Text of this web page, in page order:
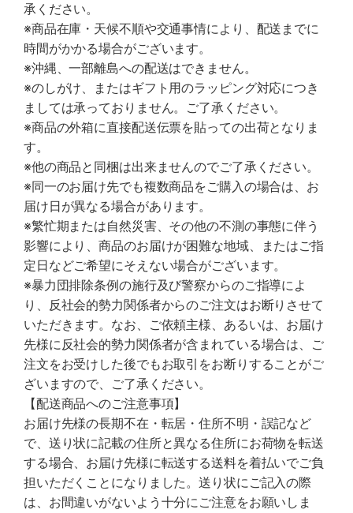
承ください。
※商品在庫・天候不順や交通事情により、配送までに
時間がかかる場合がございます。
※沖縄、一部離島への配送はできません。
※のしがけ、またはギフト用のラッピング対応につき
ましては承っておりません。ご了承ください。
※商品の外箱に直接配送伝票を貼っての出荷となりま
す。
※他の商品と同梱は出来ませんのでご了承ください。
※同一のお届け先でも複数商品をご購入の場合は、お
届け日が異なる場合があります。
※繁忙期または自然災害、その他の不測の事態に伴う
影響により、商品のお届けが困難な地域、またはご指
定日などご希望にそえない場合がございます。
※暴力団排除条例の施行及び警察からのご指導によ
り、反社会的勢力関係者からのご注文はお断りさせて
いただきます。なお、ご依頼主様、あるいは、お届け
先様に反社会的勢力関係者が含まれている場合は、ご
注文をお受けした後でもお取引をお断りすることがご
ざいますので、ご了承ください。
【配送商品へのご注意事項】
お届け先様の長期不在・転居・住所不明・誤記など
で、送り状に記載の住所と異なる住所にお荷物を転送
する場合、お届け先様に転送する送料を着払いでご負
担いただくことになりました。送り状にご記入の際
は、お間違いがないよう十分にご注意をお願いしま